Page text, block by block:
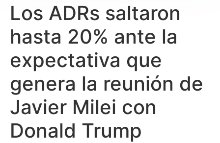
Los ADRs saltaron
hasta 20% ante la
expectativa que
genera la reunión de
Javier Milei con
Donald Trump